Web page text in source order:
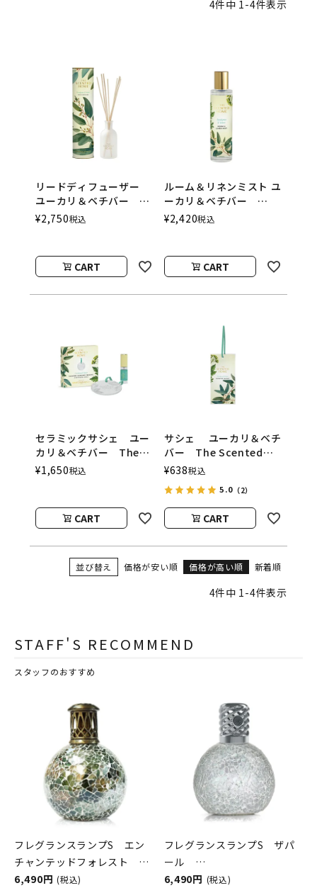
4件中 1-4件表示
リードディフューザー
ユーカリ＆ベチバー
150ml The Scented
Home
¥2,750税込
CART
ルーム＆リネンミスト ユ
ーカリ＆ベチバー
100ml The Scented
Home by Ashleigh＆
¥2,420税込
CART
セラミックサシェ ユー
カリ＆ベチバー The
Scented Home by
Ashleigh＆Burwood
¥1,650税込
CART
サシェ ユーカリ＆ベチ
バー The Scented
Home by Ashleigh＆
¥638税込
5.0（2）
CART
並び替え 価格が安い順 価格が高い順 新着順
4件中 1 -4件表示
STAFF'S RECOMMEND
スタッフのおすすめ
フレグランスランプS エン
チャンテッドフォレスト
ASHLEIGH&BURWOOD（ア
6,490円 (税込)
フレグランスランプS ザパ
ール
ASHLEIGH&BURWOOD（ア
6,490円 (税込)